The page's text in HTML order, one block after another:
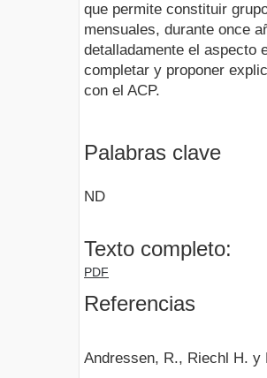
que permite constituir
mensuales, durante once
detalladamente el aspecto
completar y proponer
con el ACP.
Palabras clave
ND
Texto completo:
PDF
Referencias
Andressen, R., Riechl H. y